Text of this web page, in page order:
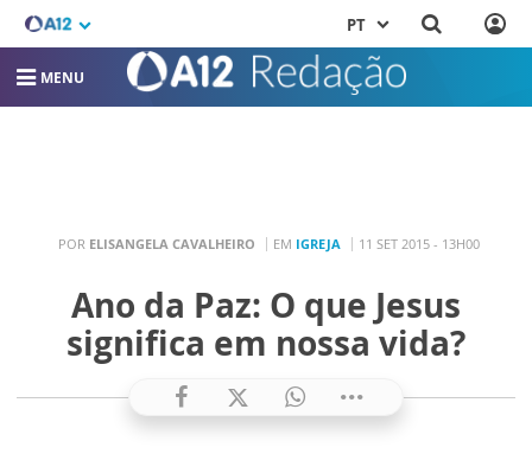
PT
MENU
POR ELISANGELA CAVALHEIRO EM IGREJA 11 SET 2015 - 13H00
Ano da Paz: O que Jesus
significa em nossa vida?